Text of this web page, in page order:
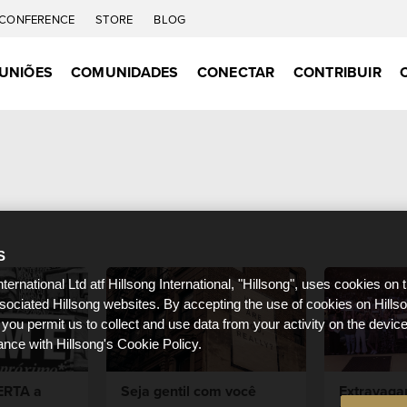
STORE BLOG
COMUNIDADES CONECTAR CONTRIBUIR
a
Seja gentil com você
Ltd atf Hillsong International, "Hillsong", uses cookies on
Hillsong websites. By accepting the use of cookies on
permit us to collect and use data from your activity on the
with Hillsong's Cookie Policy.